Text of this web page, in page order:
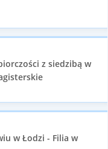
z siedzibą w
w Łodzi - Filia w